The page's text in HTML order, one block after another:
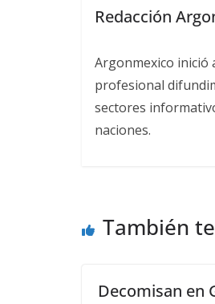
Redacción
Argonmexico inició
profesional
sectores
naciones.
También
Decomisan en